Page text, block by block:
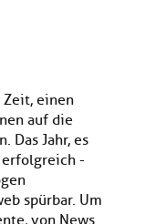
Zeit, einen
auf die
Das Jahr, es
-
spürbar. Um